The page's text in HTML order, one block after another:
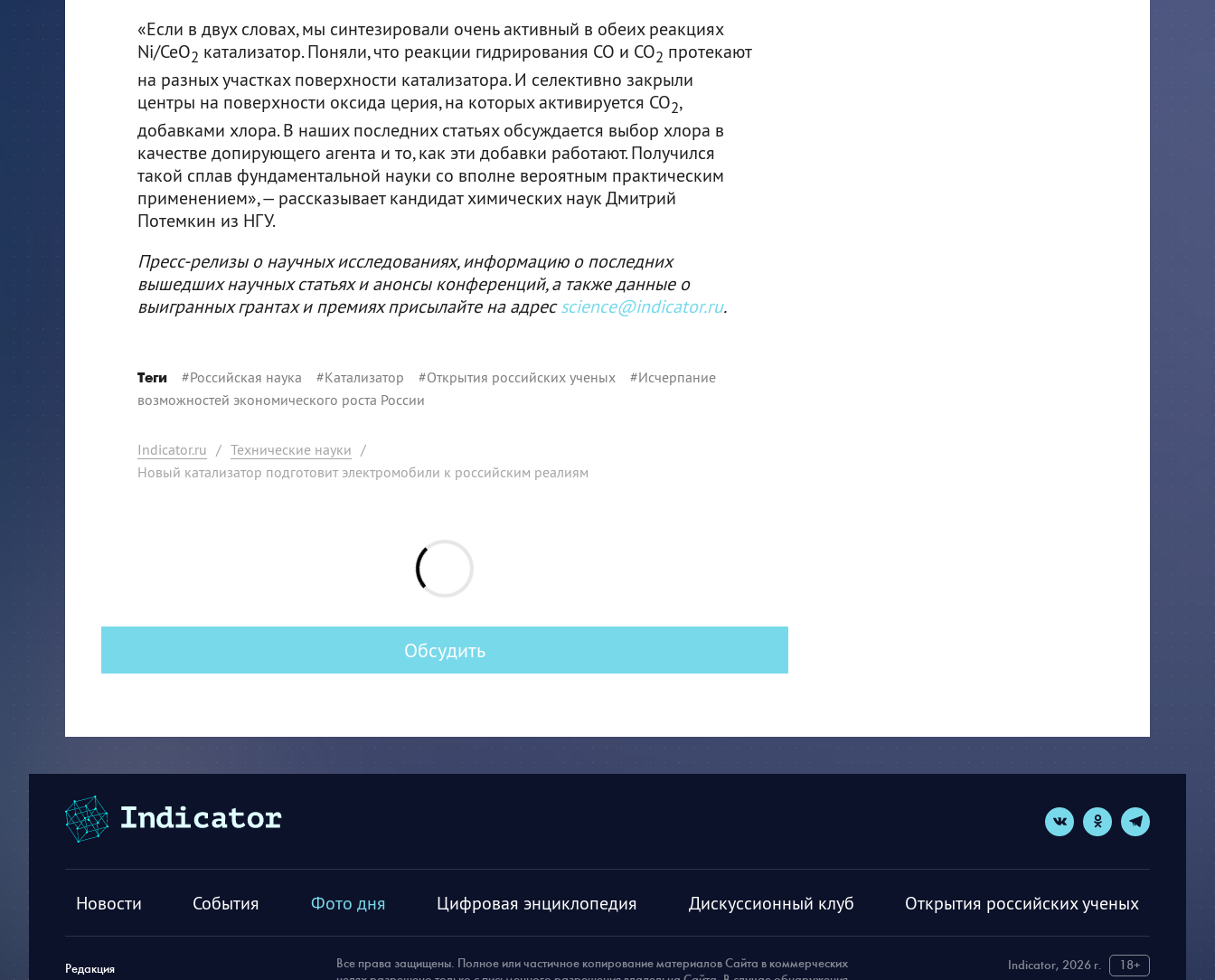
«Если в двух словах, мы синтезировали очень активный в обеих реакциях
Ni/CeO2 катализатор. Поняли, что реакции гидрирования СО и СО2 протекают
на разных участках поверхности катализатора. И селективно закрыли
центры на поверхности оксида церия, на которых активируется СО2,
добавками хлора. В наших последних статьях обсуждается выбор хлора в
качестве допирующего агента и то, как эти добавки работают. Получился
такой сплав фундаментальной науки со вполне вероятным практическим
применением», — рассказывает кандидат химических наук Дмитрий
Потемкин из НГУ.
Пресс-релизы о научных исследованиях, информацию о последних
вышедших научных статьях и анонсы конференций, а также данные о
выигранных грантах и премиях присылайте на адресscience@indicator.ru.
Теги #Российская наука #Катализатор #Открытия российских ученых #Исчерпание
возможностей экономического роста России
Indicator.ru / Технические науки /
Новый катализатор подготовит электромобили к российским реалиям
Обсудить
Новости События Фото дня Цифровая энциклопедия Дискуссионный клуб Открытия российских ученых
Редакция Indicator, 2026 г. 18+
Все права защищены. Полное или частичное копирование материалов Сайта в коммерческих